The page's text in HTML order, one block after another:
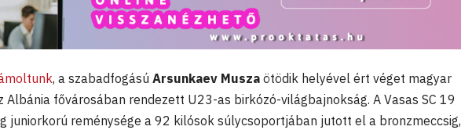
, a szabadfogású Arsunkaev Musza ötödik helyével ért véget magyar
Albánia fővárosában rendezett U23-as birkózó-világbajnokság. A Vasas SC 19
juniorkorú reménysége a 92 kilósok súlycsoportjában jutott el a bronzmeccsig,